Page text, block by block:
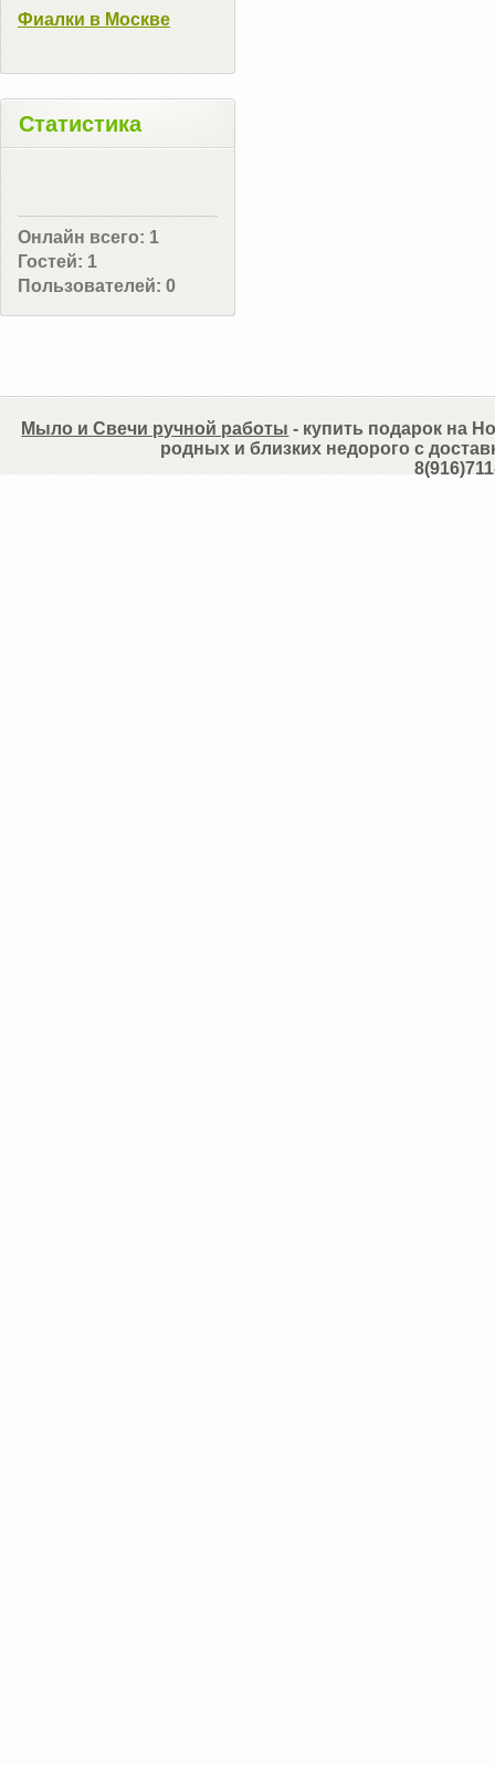
Фиалки в Москве
Статистика
Онлайн всего: 1
Гостей: 1
Пользователей: 0
Мыло и Свечи ручной работы - купить подарок на
родных и близких недорого с